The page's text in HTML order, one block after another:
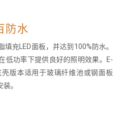
防水
充LED面板，并达到100%防水。
低功率下提供良好的照明效果。E-
版本适用于玻璃纤维池或钢面板
。